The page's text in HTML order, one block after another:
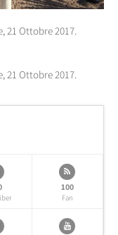
21 Ottobre 2017.
21 Ottobre 2017.
100
Fan